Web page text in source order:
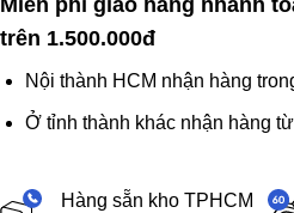
Miễn phí giao hàng nhanh
trên 1.500.000đ
Nội thành HCM nhận hàng
Ở tỉnh thành khác nhận hàng
Hàng sẵn kho TPHCM